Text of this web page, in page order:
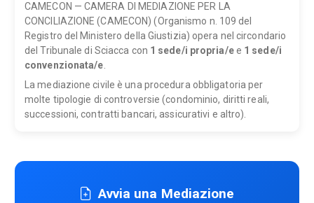
CAMECON — CAMERA DI MEDIAZIONE PER LA
CONCILIAZIONE (CAMECON) (Organismo n. 109 del
Registro del Ministero della Giustizia) opera nel circondario
del Tribunale di Sciacca con 1 sede/i propria/ee 1 sede/i
convenzionata/e.
La mediazione civile è una procedura obbligatoria per
molte tipologie di controversie (condominio, diritti reali,
successioni, contratti bancari, assicurativi e altro).
Avvia una Mediazione